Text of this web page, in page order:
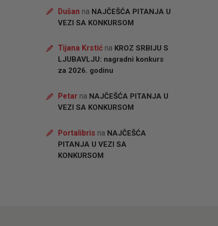
Dušan na NAJČEŠĆA PITANJA U
VEZI SA KONKURSOM
Tijana Krstićna KROZ SRBIJU S
LJUBAVLJU: nagradni konkurs
za 2026. godinu
Petarna NAJČEŠĆA PITANJA U
VEZI SA KONKURSOM
Portalibris na NAJČEŠĆA
PITANJA U VEZI SA
KONKURSOM